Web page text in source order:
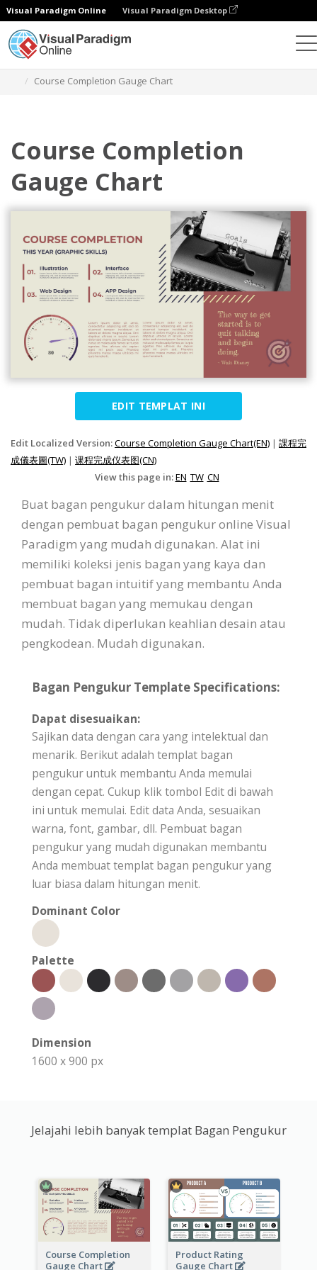
Visual Paradigm Online Visual Paradigm Desktop
Course Completion Gauge Chart
Course Completion
Gauge Chart
EDIT TEMPLAT INI
Edit Localized Version:Course Completion Gauge Chart(EN) | 課程完
成儀表圖(TW) | 课程完成仪表图(CN)
View this page in:EN TW CN
Buat bagan pengukur dalam hitungan menit
dengan pembuat bagan pengukur online Visual
Paradigm yang mudah digunakan. Alat ini
memiliki koleksi jenis bagan yang kaya dan
pembuat bagan intuitif yang membantu Anda
membuat bagan yang memukau dengan
mudah. Tidak diperlukan keahlian desain atau
pengkodean. Mudah digunakan.
Bagan Pengukur Template Specifications:
Dapat disesuaikan:
Sajikan data dengan cara yang intelektual dan
menarik. Berikut adalah templat bagan
pengukur untuk membantu Anda memulai
dengan cepat. Cukup klik tombol Edit di bawah
ini untuk memulai. Edit data Anda, sesuaikan
warna, font, gambar, dll. Pembuat bagan
pengukur yang mudah digunakan membantu
Anda membuat templat bagan pengukur yang
luar biasa dalam hitungan menit.
Dominant Color
Palette
Dimension
1600 x 900 px
Jelajahi lebih banyak templat Bagan Pengukur
Course Completion
Gauge Chart
Product Rating
Gauge Chart